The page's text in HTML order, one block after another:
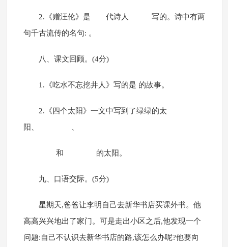
2.《赠汪伦》是 代诗人 写的。诗中有两
句千古流传的名句: 。
八、课文回顾。(4分)
1.《吃水不忘挖井人》写的是 的故事。
2.《四个太阳》一文中写到了绿绿的太
阳、 、
和 的太阳。
九、口语交际。(5分)
星期天,爸爸让李明自己去新华书店买课外书。他
高高兴兴地出了家门。可是走出小区之后,他发现一个
问题:自己不认识去新华书店的路,该怎么办呢?他要向